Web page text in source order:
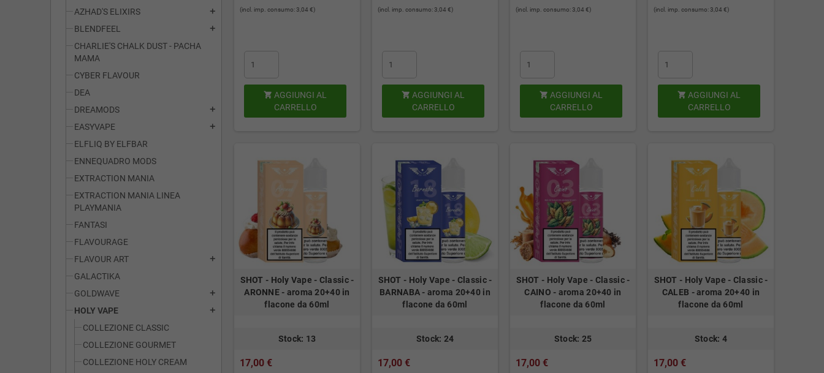
AZHAD'S ELIXIRS
add
BLENDFEEL add
CHARLIE'S CHALK DUST - PACHA
MAMA
CYBER FLAVOUR
DEA
DREAMODS
add
EASYVAPE add
ELFLIQ BY ELFBAR
ENNEQUADRO MODS
EXTRACTION MANIA
EXTRACTION MANIA LINEA
PLAYMANIA
FANTASI
FLAVOURAGE
FLAVOUR ART
add
GALACTIKA
GOLDWAVE
add
HOLY VAPE add
COLLEZIONE CLASSIC
COLLEZIONE GOURMET
COLLEZIONE HOLY CREAM
(incl. imp. consumo: 3,04 €)
 AGGIUNGI AL
CARRELLO
(incl. imp. consumo: 3,04 €)
 AGGIUNGI AL
CARRELLO
(incl. imp. consumo: 3,04 €)
 AGGIUNGI AL
CARRELLO
(incl. imp. consumo: 3,04 €)
 AGGIUNGI AL
CARRELLO
SHOT - Holy Vape - Classic -
ARONNE - aroma 20+40 in
flacone da 60ml
Stock: 13
17,00 €
SHOT - Holy Vape - Classic -
BARNABA - aroma 20+40 in
flacone da 60ml
Stock: 24
17,00 €
SHOT - Holy Vape - Classic -
CAINO - aroma 20+40 in
flacone da 60ml
Stock: 25
17,00 €
SHOT - Holy Vape - Classic -
CALEB - aroma 20+40 in
flacone da 60ml
Stock: 4
17,00 €